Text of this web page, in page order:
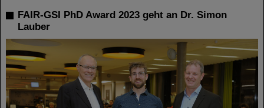
FAIR-GSI PhD Award 2023 geht an Dr. Simon
Lauber